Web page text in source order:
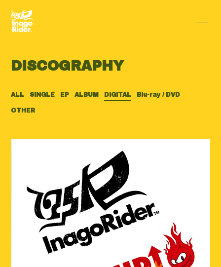
SCHEDULE PROFILE
DISCOGRAPHY VIDEO
RADIO PHOTO
会員登録 ログイン
DISCOGRAPHY
ALL SINGLE EP ALBUM DIGITAL Blu-ray / DVD
OTHER